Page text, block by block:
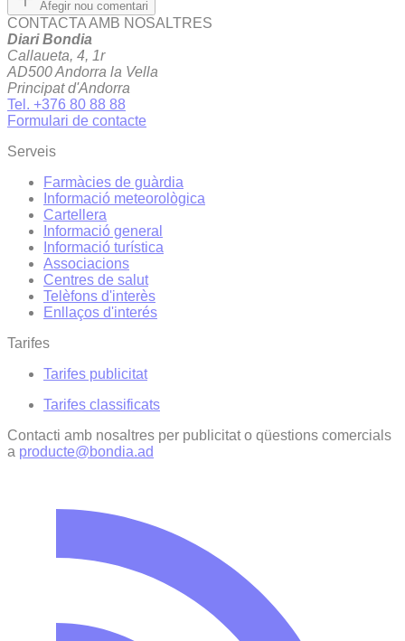
Afegir nou comentari
CONTACTA AMB NOSALTRES
Diari Bondia
Callaueta, 4, 1r
AD500 Andorra la Vella
Principat d'Andorra
Tel. +376 80 88 88
Formulari de contacte
Serveis
Farmàcies de guàrdia
Informació meteorològica
Cartellera
Informació general
Informació turística
Associacions
Centres de salut
Telèfons d'interès
Enllaços d'interés
Tarifes
Tarifes publicitat
Tarifes classificats
Contacti amb nosaltres per publicitat o qüestions comercials
a producte@bondia.ad